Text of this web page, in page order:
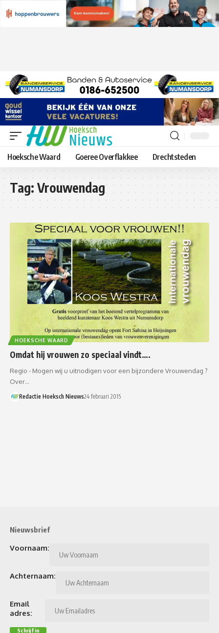
Hoeksche Waard Goeree Overflakkee Drechtsteden
Tag: Vrouwendag
HOEKSCHE WAARD
Omdat hij vrouwen zo speciaal vindt….
Regio - Mogen wij u uitnodigen voor een bijzondere Vrouwendag ?
Over…
Redactie Hoeksch Nieuws24 februari 2015
Nieuwsbrief
Voornaam:
Achternaam:
Email
adres: